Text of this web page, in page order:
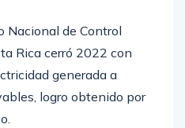
Nacional de Control
Rica cerró 2022 con
generada a
logro obtenido por